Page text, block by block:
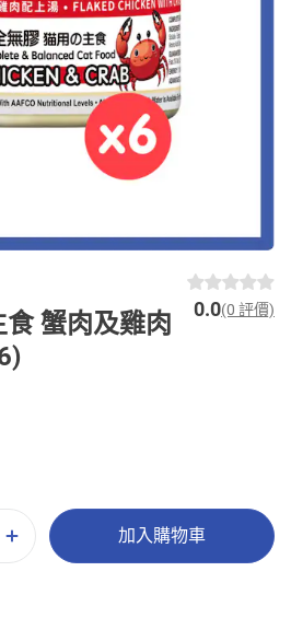
蟹肉及雞肉
0.0(0 評價)
加入購物車